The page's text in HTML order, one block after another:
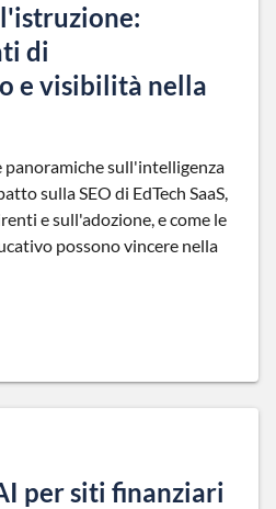
di
e visibilità nella
panoramiche sull'intelligenza
sulla SEO di EdTech SaaS,
e sull'adozione, e come le
possono vincere nella
per siti finanziari